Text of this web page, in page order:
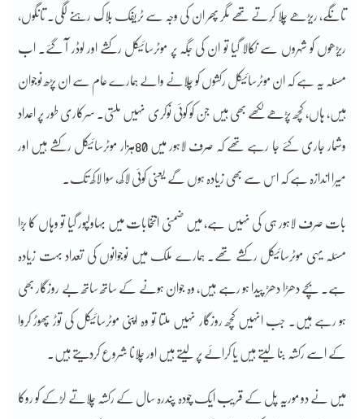
تانگے، ریڑھے چلا کرتے تھے مگر پھر ان کی وجہ سے ٹریفک بلاک رہنے لگی۔ تانگوں،
ریڑھوں کو شہروں سے نکالا گیا تو ان کی جگہ پر موٹرسائیکل رکشے اور لوڈر آ گئے۔ اب
مسئلہ یہ ہے کہ ان موٹرسائیکل رکشوں کو چلانے والے ہمارے عام سے ان پڑھ نوجوان
ہیں، ہاں، کچھ پڑھے لکھے بھی ہیں جن کو کوئی نوکری نہیں ملتی۔ سرکاری طور پر اعداد
وشمار جاری کئے جا رہے تھے کہ صرف لاہور میں 80ہزار موٹرسائیکل رکشے ہیں اور
میرا اندازہ ہے کہ اس سے بھی زیادہ ہوں گے یعنی کوئی لاکھ، سوا لاکھ تک۔
بات صرف لاہور ہی کی نہیں ہے، میں ضمنی انتخابات میں بہاولپور گیا تو وہاں کا بڑا
مسئلہ یہی موٹرسائیکل رکشے تھے۔ ہمارے ملک میں نوجوانوں کی تعداد بہت زیادہ
ہے۔ بچے دھڑا دھڑ پیدا ہو رہے ہیں، وہ جوان ہونے کے ساتھ ساتھ بے روزگار بھی
ہو رہے ہیں۔ جب انہیں کچھ روزگار نہیں ملتا تو وہ اپنی موٹرسائیکل کی توڑ پھوڑ کروا
کے اسے رکشہ بنا لیتے ہیں یا کرائے پر لیتے ہیں اور چلانا شروع کردیتے ہیں۔
میں نے دو موریہ پل کے قریب ایک چودہ پندرہ سال کے رکشہ چلاتے لڑکے کو روکا